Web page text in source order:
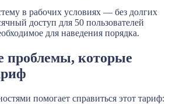
в рабочих условиях — без долгих
доступ для 50 пользователей
для наведения порядка.
проблемы, которые
помогает справиться этот тариф: